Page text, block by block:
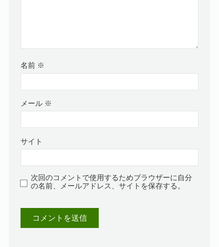
名前 ※
メール ※
サイト
次回のコメントで使用するためブラウザーに自分
の名前、メールアドレス、サイトを保存する。